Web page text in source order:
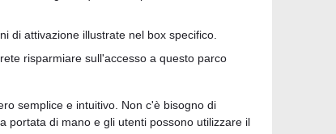
di attivazione illustrate nel box specifico.
risparmiare sull'accesso a questo parco
semplice e intuitivo. Non c'è bisogno di
portata di mano e gli utenti possono utilizzare il